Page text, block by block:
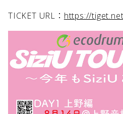
TICKET URL： https://